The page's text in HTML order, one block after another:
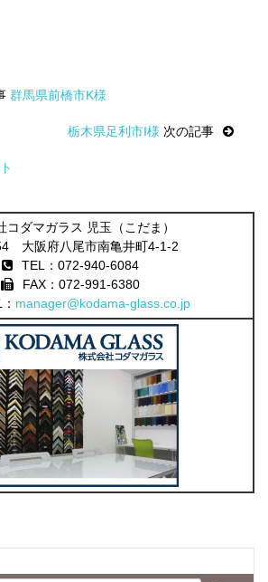
群馬県前橋市K様
栃木県足利市I様 次の記事
コダマガラス 児玉（こだま）
大阪府八尾市南亀井町4-1-2
TEL：072-940-6084
FAX：072-991-6380
manager@kodama-glass.co.jp